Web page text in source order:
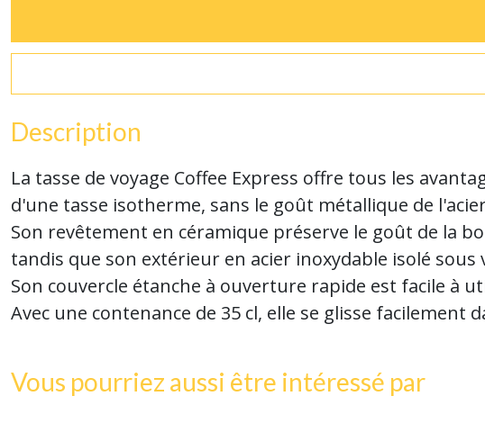
Description
La tasse de voyage Coffee Express offre tous les
d'une tasse isotherme, sans le goût métallique de
Son revêtement en céramique préserve le goût de la
tandis que son extérieur en acier inoxydable isolé
Son couvercle étanche à ouverture rapide est facile à
Avec une contenance de 35 cl, elle se glisse
Vous pourriez aussi être intéressé par